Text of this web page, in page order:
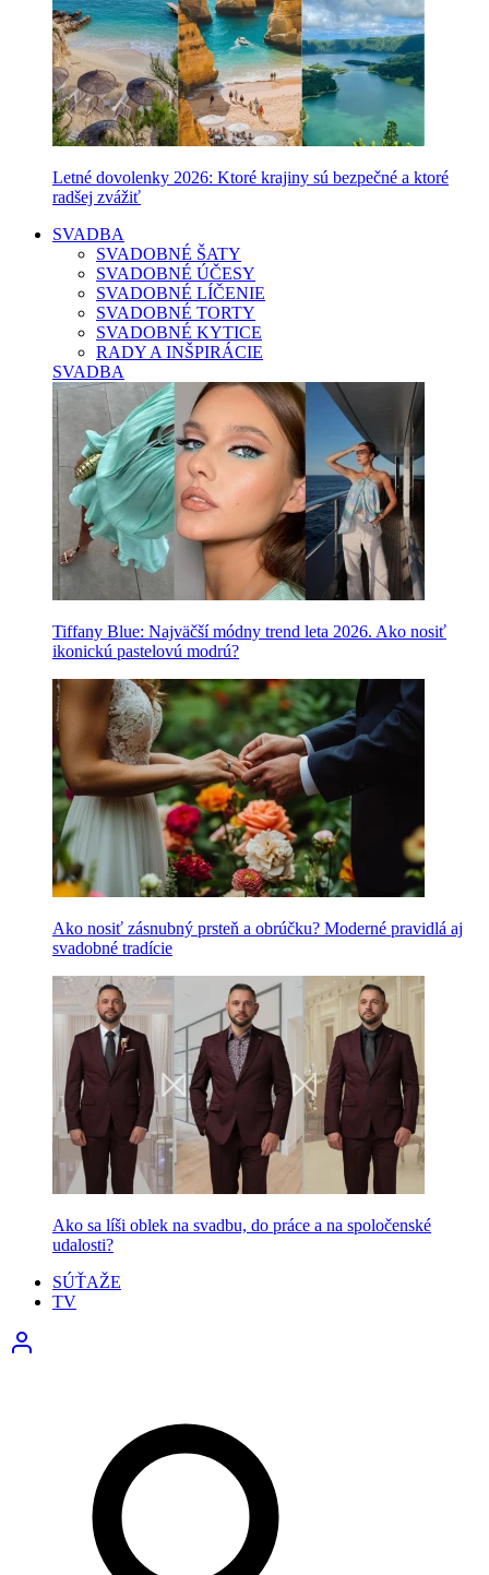
Letné dovolenky 2026: Ktoré krajiny sú bezpečné a ktoré
radšej zvážiť
SVADBA
SVADOBNÉ ŠATY
SVADOBNÉ ÚČESY
SVADOBNÉ LÍČENIE
SVADOBNÉ TORTY
SVADOBNÉ KYTICE
RADY A INŠPIRÁCIE
SVADBA
Tiffany Blue: Najväčší módny trend leta 2026. Ako nosiť
ikonickú pastelovú modrú?
Ako nosiť zásnubný prsteň a obrúčku? Moderné pravidlá aj
svadobné tradície
Ako sa líši oblek na svadbu, do práce a na spoločenské
udalosti?
SÚŤAŽE
TV